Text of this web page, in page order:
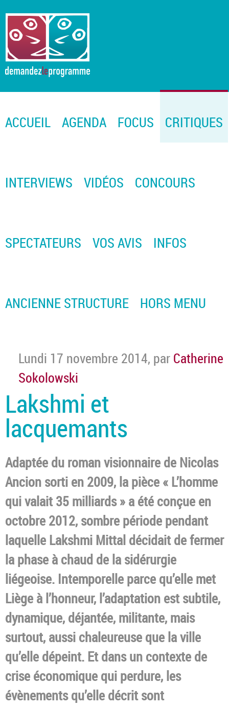
ACCUEIL AGENDA FOCUS CRITIQUES
INTERVIEWS VIDÉOS CONCOURS
SPECTATEURS VOS AVIS INFOS
ANCIENNE STRUCTURE HORS MENU
Lundi 17 novembre 2014, par Catherine
Sokolowski
Lakshmi et
lacquemants
Adaptée du roman visionnaire de Nicolas
Ancion sorti en 2009, la pièce « L’homme
qui valait 35 milliards » a été conçue en
octobre 2012, sombre période pendant
laquelle Lakshmi Mittal décidait de fermer
la phase à chaud de la sidérurgie
liégeoise. Intemporelle parce qu’elle met
Liège à l’honneur, l’adaptation est subtile,
dynamique, déjantée, militante, mais
surtout, aussi chaleureuse que la ville
qu’elle dépeint. Et dans un contexte de
crise économique qui perdure, les
évènements qu’elle décrit sont